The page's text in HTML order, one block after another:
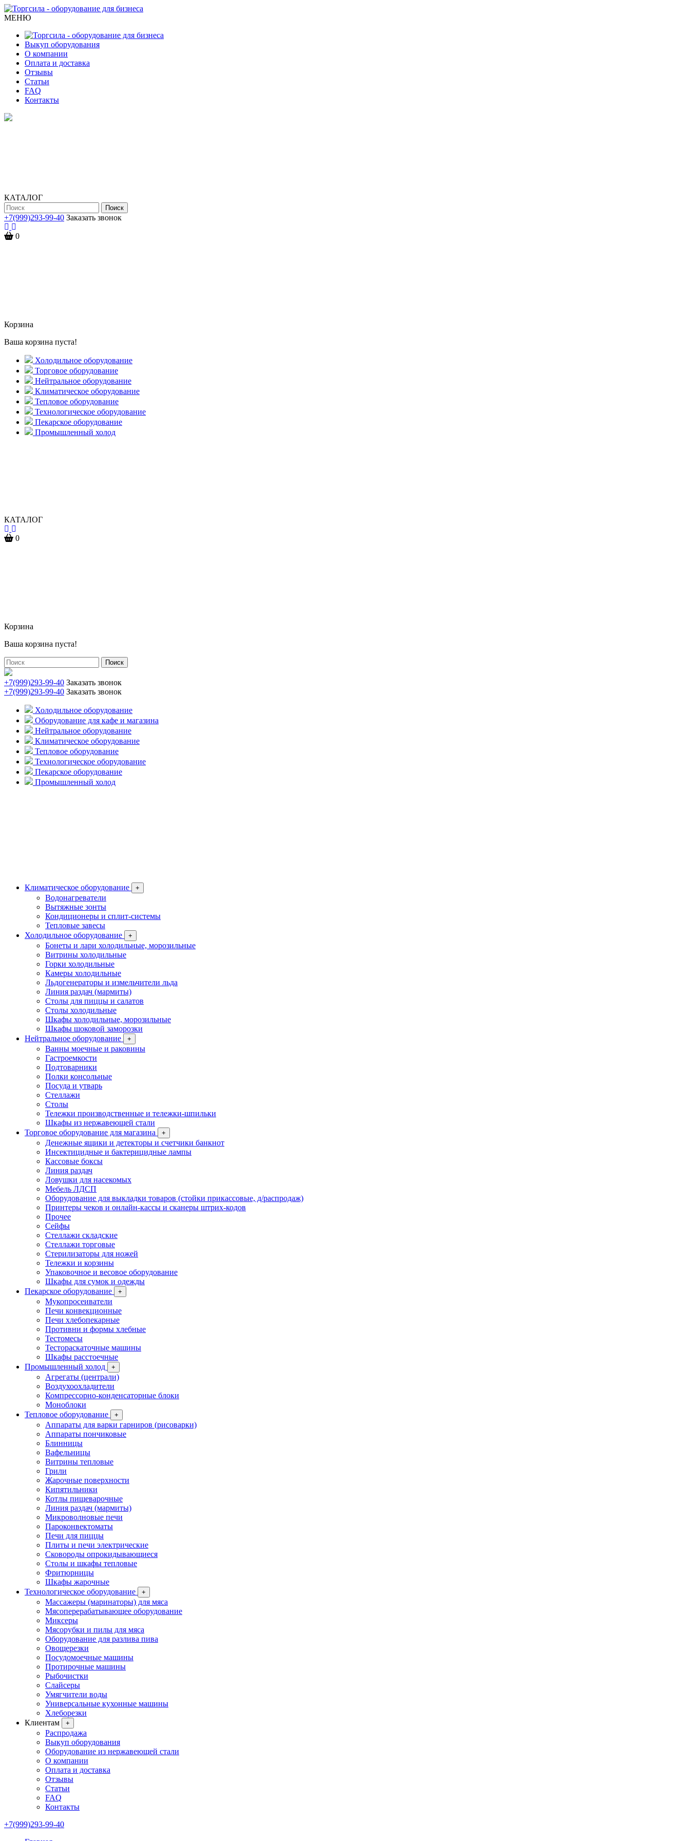
МЕНЮ
Выкуп оборудования
О компании
Оплата и доставка
Отзывы
Статьи
FAQ
Контакты
КАТАЛОГ
Поиск
+7(999)293-99-40 Заказать звонок
0
Корзина
Ваша корзина пуста!
Холодильное оборудование
Торговое оборудование
Нейтральное оборудование
Климатическое оборудование
Тепловое оборудование
Технологическое оборудование
Пекарское оборудование
Промышленный холод
КАТАЛОГ
0
Корзина
Ваша корзина пуста!
Поиск
+7(999)293-99-40 Заказать звонок
+7(999)293-99-40 Заказать звонок
Холодильное оборудование
Оборудование для кафе и магазина
Нейтральное оборудование
Климатическое оборудование
Тепловое оборудование
Технологическое оборудование
Пекарское оборудование
Промышленный холод
Климатическое оборудование +
Водонагреватели
Вытяжные зонты
Кондиционеры и сплит-системы
Тепловые завесы
Холодильное оборудование
+
Бонеты и лари холодильные, морозильные
Витрины холодильные
Горки холодильные
Камеры холодильные
Льдогенераторы и измельчители льда
Линия раздач (мармиты)
Столы для пиццы и салатов
Столы холодильные
Шкафы холодильные, морозильные
Шкафы шоковой заморозки
Нейтральное оборудование
+
Ванны моечные и раковины
Гастроемкости
Подтоварники
Полки консольные
Посуда и утварь
Стеллажи
Столы
Тележки производственные и тележки-шпильки
Шкафы из нержавеющей стали
Торговое оборудование для магазина
+
Денежные ящики и детекторы и счетчики банкнот
Инсектицидные и бактерицидные лампы
Кассовые боксы
Линия раздач
Ловушки для насекомых
Мебель ЛДСП
Оборудование для выкладки товаров (стойки прикассовые, д/распродаж)
Принтеры чеков и онлайн-кассы и сканеры штрих-кодов
Прочее
Сейфы
Стеллажи складские
Стеллажи торговые
Стерилизаторы для ножей
Тележки и корзины
Упаковочное и весовое оборудование
Шкафы для сумок и одежды
Пекарское оборудование
+
Мукопросеиватели
Печи конвекционные
Печи хлебопекарные
Противни и формы хлебные
Тестомесы
Тестораскаточные машины
Шкафы расстоечные
Промышленный холод
+
Агрегаты (централи)
Воздухоохладители
Компрессорно-конденсаторные блоки
Моноблоки
Тепловое оборудование
+
Аппараты для варки гарниров (рисоварки)
Аппараты пончиковые
Блинницы
Вафельницы
Витрины тепловые
Грили
Жарочные поверхности
Кипятильники
Котлы пищеварочные
Линия раздач (мармиты)
Микроволновые печи
Пароконвектоматы
Печи для пиццы
Плиты и печи электрические
Сковороды опрокидывающиеся
Столы и шкафы тепловые
Фритюрницы
Шкафы жарочные
Технологическое оборудование
+
Массажеры (маринаторы) для мяса
Мясоперерабатывающее оборудование
Миксеры
Мясорубки и пилы для мяса
Оборудование для разлива пива
Овощерезки
Посудомоечные машины
Протирочные машины
Рыбочистки
Слайсеры
Умягчители воды
Универсальные кухонные машины
Хлеборезки
Клиентам
+
Распродажа
Выкуп оборудования
Оборудование из нержавеющей стали
О компании
Оплата и доставка
Отзывы
Статьи
FAQ
Контакты
+7(999)293-99-40